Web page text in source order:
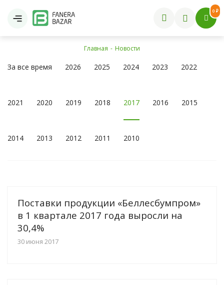
0 ₽
Главная - Новости
За все время 2026 2025 2024 2023 2022
2021 2020 2019 2018 2017 2016 2015
2014 2013 2012 2011 2010
Поставки продукции «Беллесбумпром»
в 1 квартале 2017 года выросли на
30,4%
30 июня 2017